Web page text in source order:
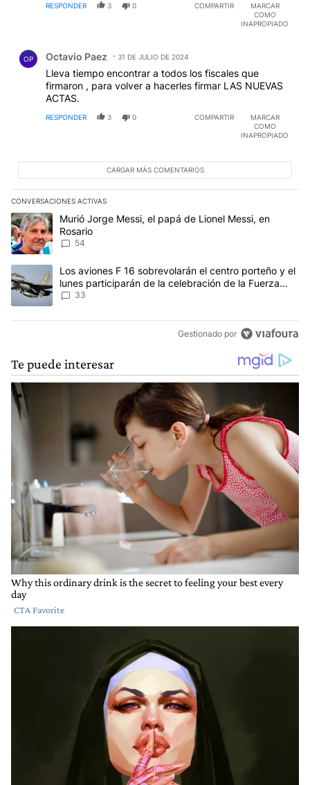
RESPONDER 3 0 COMPARTIR
MARCAR
COMO
INAPROPIADO
OP Octavio Paez 31 DE JULIO DE 2024
Lleva tiempo encontrar a todos los fiscales que
firmaron , para volver a hacerles firmar LAS NUEVAS
ACTAS.
RESPONDER 3 0 COMPARTIR
MARCAR
COMO
INAPROPIADO
CARGAR MÁS COMENTARIOS
CONVERSACIONES ACTIVAS
Este listado muestra los artículos con más comentarios en los
Un artículo de tendencia con el título "Murió Jorge Messi, el
Murió Jorge Messi, el papá de Lionel Messi, en
Rosario
54
Un artículo de tendencia con el título "Los aviones F 16
Los aviones F 16 sobrevolarán el centro porteño y el
lunes participarán de la celebración de la Fuerza
Aérea
33
Gestionado por